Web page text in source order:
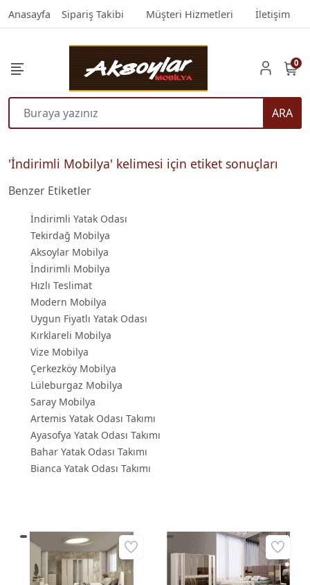
Anasayfa Sipariş Takibi Müşteri Hizmetleri İletişim
ARA
0
'İndirimli Mobilya' kelimesi için etiket sonuçları
Benzer Etiketler
İndirimli Yatak Odası
Tekirdağ Mobilya
Aksoylar Mobilya
İndirimli Mobilya
Hızlı Teslimat
Modern Mobilya
Uygun Fiyatlı Yatak Odası
Kırklareli Mobilya
Vize Mobilya
Çerkezköy Mobilya
Lüleburgaz Mobilya
Saray Mobilya
Artemis Yatak Odası Takımı
Ayasofya Yatak Odası Takımı
Bahar Yatak Odası Takımı
Bianca Yatak Odası Takımı